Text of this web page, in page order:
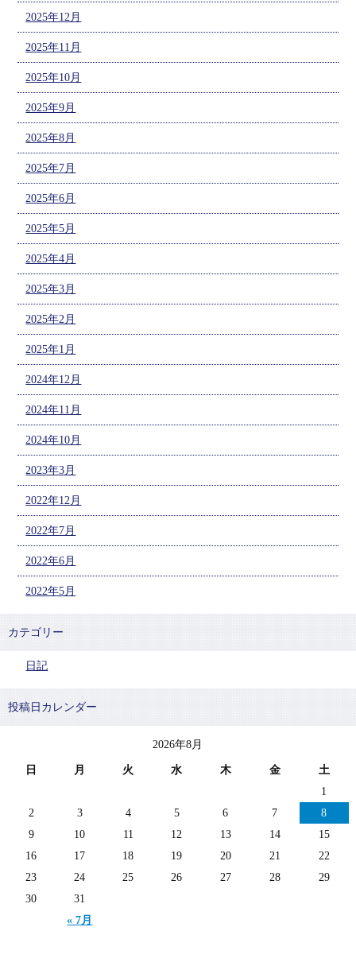
2025年12月
2025年11月
2025年10月
2025年9月
2025年8月
2025年7月
2025年6月
2025年5月
2025年4月
2025年3月
2025年2月
2025年1月
2024年12月
2024年11月
2024年10月
2023年3月
2022年12月
2022年7月
2022年6月
2022年5月
カテゴリー
日記
投稿日カレンダー
2026年8月
日 月 火 水 木 金 土
« 7月
1
2
3 4 5 6 7
8
9
10 11 12 13 14
15
16
17 18 19 20 21
22
23
24 25 26 27 28
29
30
31